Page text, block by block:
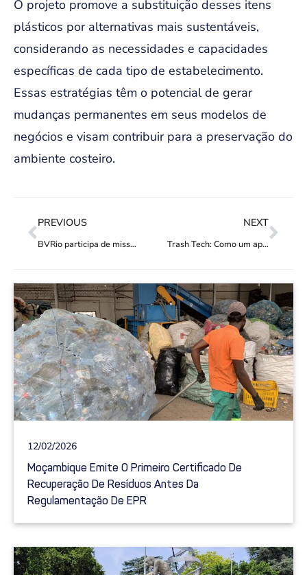
O projeto promove a substituição desses itens
plásticos por alternativas mais sustentáveis,
considerando as necessidades e capacidades
específicas de cada tipo de estabelecimento.
Essas estratégias têm o potencial de gerar
mudanças permanentes em seus modelos de
negócios e visam contribuir para a preservação do
ambiente costeiro.
PREVIOUS
BVRio participa de missão na Europa para promover a circularidade do plástico no Brasil
NEXT
Trash Tech: Como um aplicativo móvel para reciclagem, que não exige nem mesmo que o usuário tenha um telefone, está ajudando catadores a aumentarem sua renda e seus serviços.
12/02/2026
Moçambique Emite O Primeiro Certificado De
Recuperação De Resíduos Antes Da
Regulamentação De EPR